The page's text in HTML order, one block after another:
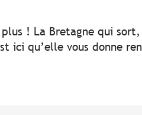
! La Bretagne qui
ici qu’elle vous donne